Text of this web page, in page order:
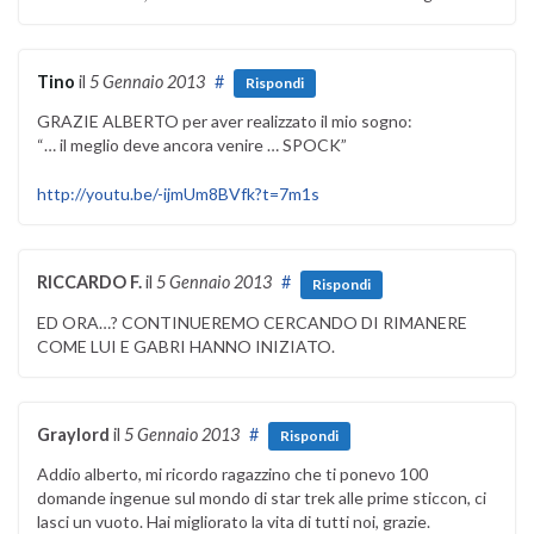
Tino il 5 Gennaio 2013 # Rispondi
GRAZIE ALBERTO per aver realizzato il mio sogno:
“… il meglio deve ancora venire … SPOCK”
http://youtu.be/-ijmUm8BVfk?t=7m1s
RICCARDO F.il 5 Gennaio 2013 # Rispondi
ED ORA…? CONTINUEREMO CERCANDO DI RIMANERE
COME LUI E GABRI HANNO INIZIATO.
Graylord il 5 Gennaio 2013 # Rispondi
Addio alberto, mi ricordo ragazzino che ti ponevo 100
domande ingenue sul mondo di star trek alle prime sticcon, ci
lasci un vuoto. Hai migliorato la vita di tutti noi, grazie.